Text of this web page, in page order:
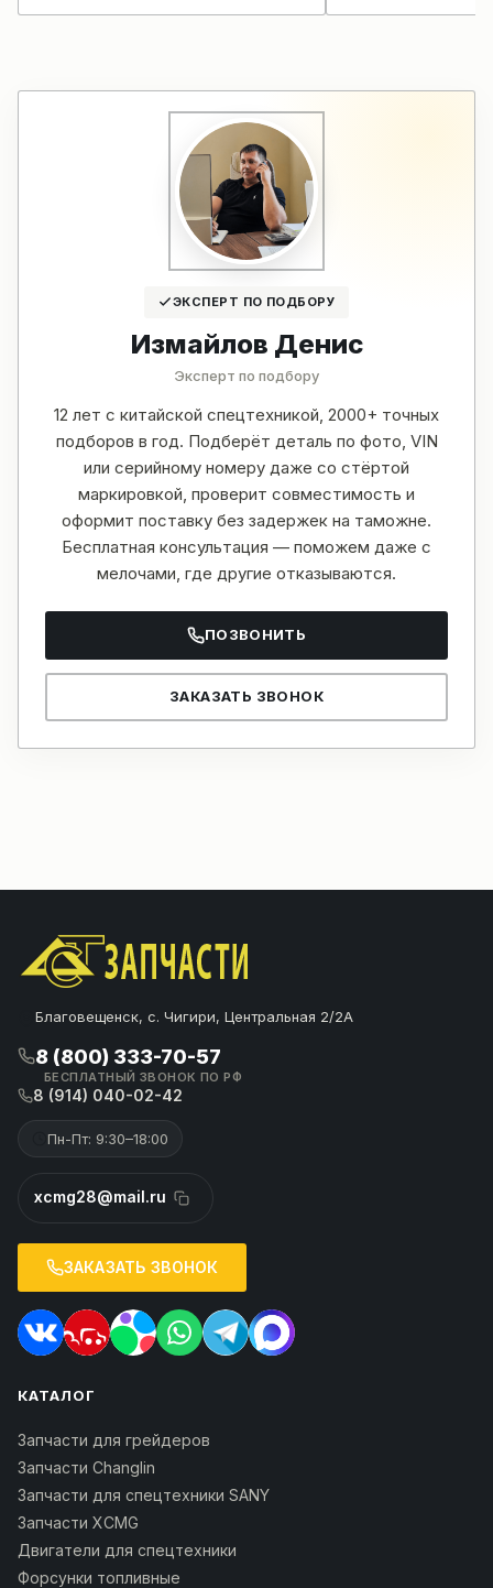
ЭКСПЕРТ ПО ПОДБОРУ
Измайлов Денис
Эксперт по подбору
12 лет с китайской спецтехникой, 2000+ точных
подборов в год. Подберёт деталь по фото, VIN
или серийному номеру даже со стёртой
маркировкой, проверит совместимость и
оформит поставку без задержек на таможне.
Бесплатная консультация — поможем даже с
мелочами, где другие отказываются.
ПОЗВОНИТЬ
ЗАКАЗАТЬ ЗВОНОК
Благовещенск, с. Чигири, Центральная 2/2А
8 (800) 333-70-57
БЕСПЛАТНЫЙ ЗВОНОК ПО РФ
8 (914) 040-02-42
Пн-Пт: 9:30–18:00
xcmg28@mail.ru
ЗАКАЗАТЬ ЗВОНОК
КАТАЛОГ
Запчасти для грейдеров
Запчасти Changlin
Запчасти для спецтехники SANY
Запчасти XCMG
Двигатели для спецтехники
Форсунки топливные